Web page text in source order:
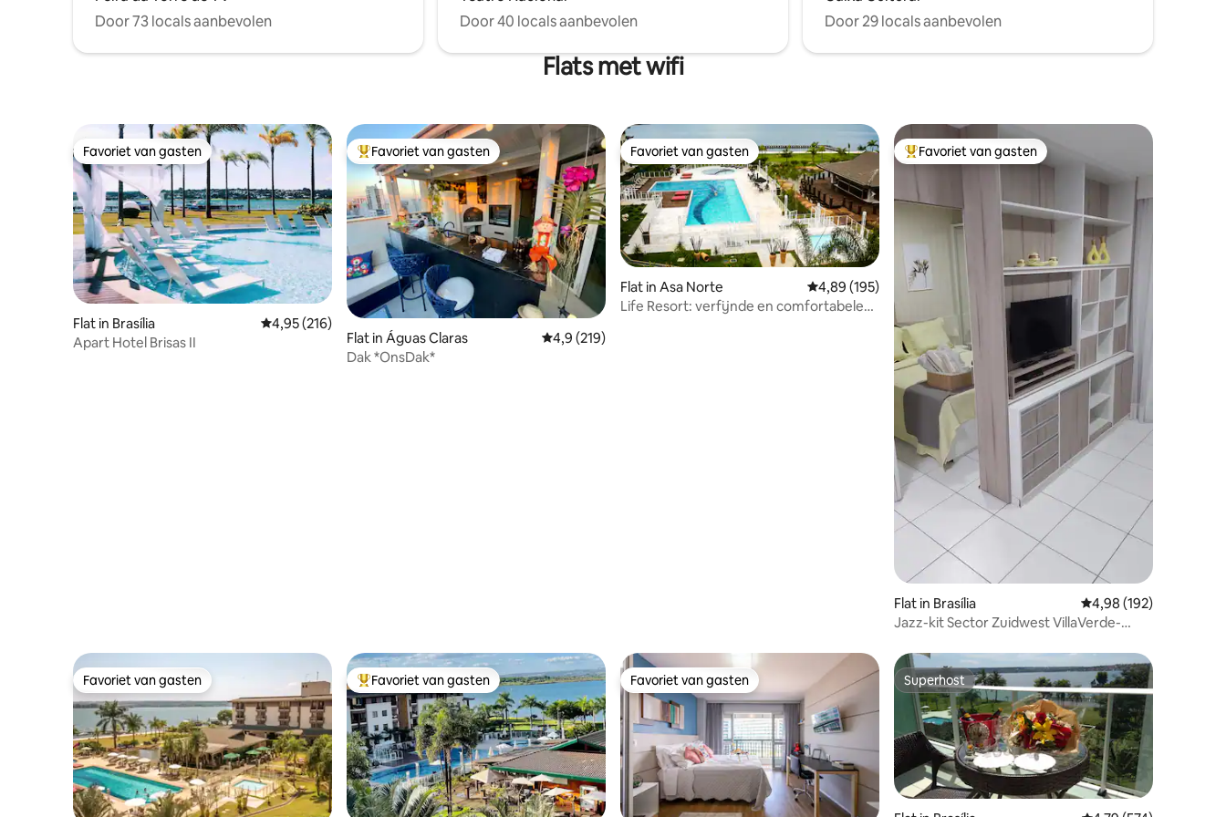
Door 73 locals aanbevolen
Door 40 locals aanbevolen
Door 29 locals aanbevolen
Flats met wifi
Favoriet van gasten
Favoriet van gasten
Flat in Brasília Gemiddelde beoordeling van 4,95 op 5, 216 recensies
4,95 (216)
Apart Hotel Brisas II
Topfavoriet van gasten
Favoriet van gasten
Flat in Águas Claras Gemiddelde beoordeling van 4,9 op 5, 219 recensies
4,9 (219)
Dak *OnsDak*
Favoriet van gasten
Favoriet van gasten
Flat in Asa Norte Gemiddelde beoordeling van 4,89 op 5, 195 recensies
4,89 (195)
Life Resort: verfijnde en comfortabele
Topfavoriet van gasten
Favoriet van gasten
Flat in Brasília Gemiddelde
4,98 (192)
Jazz-kit Sector Zuidwest VillaVerde-
Favoriet van gasten
Favoriet van gasten Topfavoriet van gasten
Favoriet van gasten Favoriet van gasten
Favoriet van gasten Superhost
Superhost